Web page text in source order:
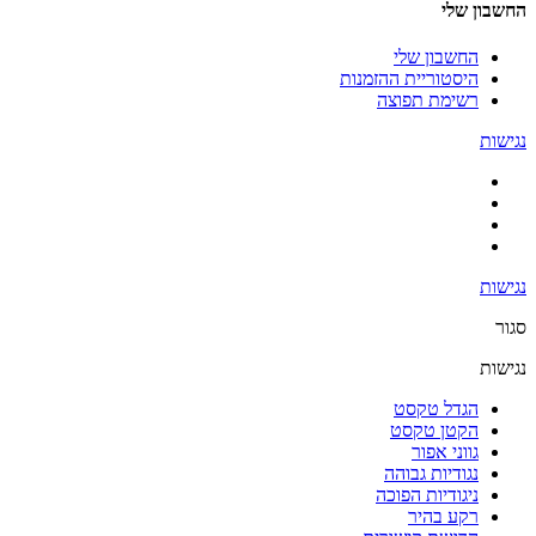
החשבון שלי
החשבון שלי
היסטוריית ההזמנות
רשימת תפוצה
נגישות
נגישות
סגור
נגישות
הגדל טקסט
הקטן טקסט
גווני אפור
נגודיות גבוהה
ניגודיות הפוכה
רקע בהיר